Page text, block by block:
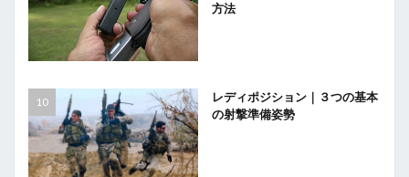
方法
レディポジション｜３つの基本
の射撃準備姿勢